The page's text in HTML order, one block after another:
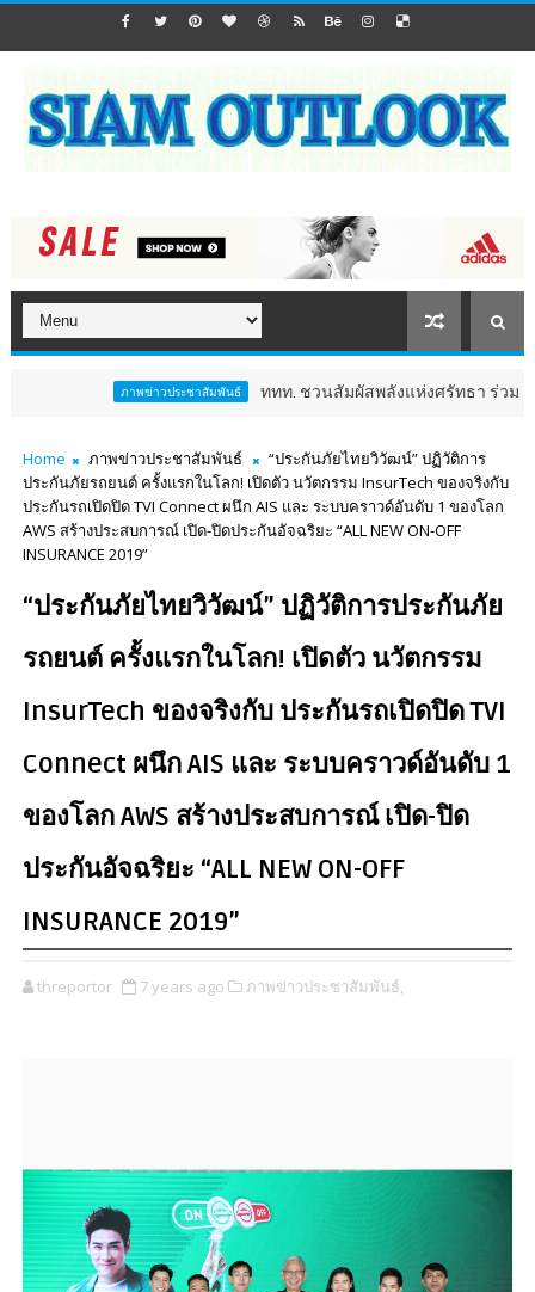
ภาพข่าวประชาสัมพันธ์ ททท. ชวนสัมผัสพลังแห่งศรัทธา ร่วมงาน "ห่มผ้
Home ภาพข่าวประชาสัมพันธ์
“ประกันภัยไทยวิวัฒน์” ปฏิวัติการ
ประกันภัยรถยนต์ ครั้งแรกในโลก! เปิดตัว นวัตกรรม InsurTech ของจริงกับ
ประกันรถเปิดปิด TVI Connect ผนึก AIS และ ระบบคราวด์อันดับ 1 ของโลก
AWS สร้างประสบการณ์ เปิด-ปิดประกันอัจฉริยะ “ALL NEW ON-OFF
INSURANCE 2019”
“ประกันภัยไทยวิวัฒน์” ปฏิวัติการประกันภัย
รถยนต์ ครั้งแรกในโลก! เปิดตัว นวัตกรรม
InsurTech ของจริงกับ ประกันรถเปิดปิด TVI
Connect ผนึก AIS และ ระบบคราวด์อันดับ 1
ของโลก AWS สร้างประสบการณ์ เปิด-ปิด
ประกันอัจฉริยะ “ALL NEW ON-OFF
INSURANCE 2019”
threportor 7 years ago ภาพข่าวประชาสัมพันธ์,